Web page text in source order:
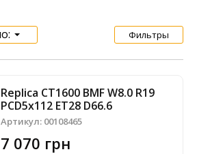
Фильтры
Replica CT1600 BMF W8.0 R19
PCD5x112 ET28 D66.6
Артикул: 00108465
7 070 грн